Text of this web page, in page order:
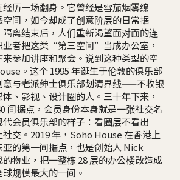
历一场翻身。它曾经是雪茄烟雾缭
间，如今却成了创意阶层的日常据
离结束后，人们重新渴望面对面的连
业者把这类“第三空间”当成办公室，
参加讲座和聚会。说到这种类型的空
。这个 1995 年诞生于伦敦的俱乐部
意与老派绅士俱乐部划清界线——不收银
、影视、设计圈的人。三十年下来，
间据点，会员身份本身就是一张社交名
会员俱乐部的样子：看圈层不看出
交。2019 年，Soho House 在香港上
的第一间据点，也是创始人 Nick
物业，把一整栋 28 层的办公楼改造成
规模最大的一间。